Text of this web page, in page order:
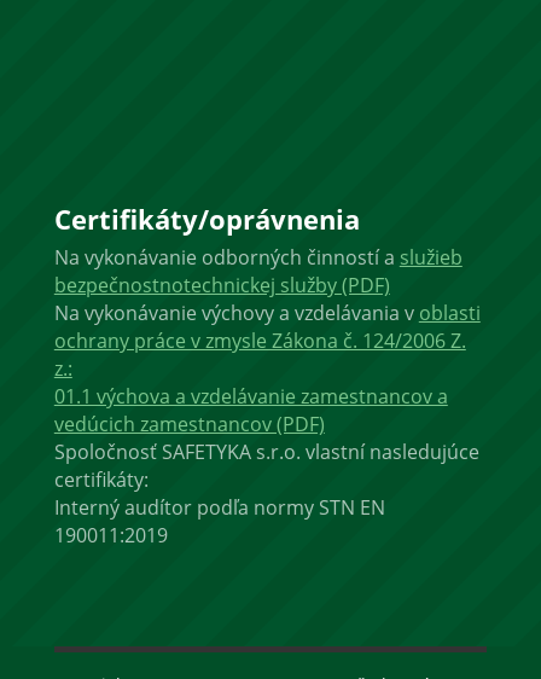
Certifikáty/oprávnenia
Na vykonávanie odborných činností a služieb
bezpečnostnotechnickej služby (PDF)
Na vykonávanie výchovy a vzdelávania v oblasti
ochrany práce v zmysle Zákona č. 124/2006 Z.
z.:
01.1 výchova a vzdelávanie zamestnancov a
vedúcich zamestnancov (PDF)
Spoločnosť SAFETYKA s.r.o. vlastní nasledujúce
certifikáty:
Interný audítor podľa normy STN EN
190011:2019